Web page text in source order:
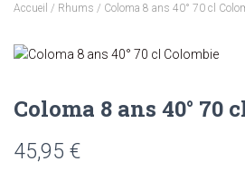
Accueil / Rhums / Coloma 8 ans 40° 70 cl
Coloma 8 ans 40° 70
45,95 €